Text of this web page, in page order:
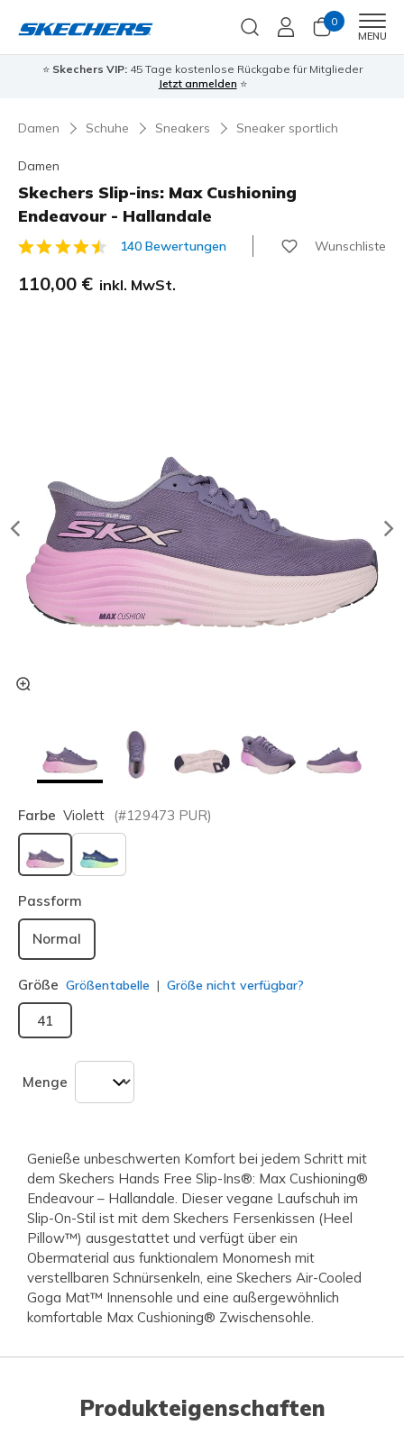
0
MENU
⭐ Skechers VIP:45 Tage kostenlose Rückgabe für Mitglieder
Jetzt anmelden ⭐
Damen Schuhe Sneakers Sneaker sportlich
Damen
Skechers Slip-ins: Max Cushioning
Endeavour - Hallandale
3,7 von 5 Kundenbewertungen
140 Bewertungen Wunschliste
110,00 € inkl. MwSt.
Farbe Violett (#129473 PUR)
ausgewählt
Passform
Normal
Größe Größentabelle Größe nicht verfügbar?
41
Menge
Genieße unbeschwerten Komfort bei jedem Schritt mit
dem Skechers Hands Free Slip-Ins®: Max Cushioning®
Endeavour – Hallandale. Dieser vegane Laufschuh im
Slip-On-Stil ist mit dem Skechers Fersenkissen (Heel
Pillow™) ausgestattet und verfügt über ein
Obermaterial aus funktionalem Monomesh mit
verstellbaren Schnürsenkeln, eine Skechers Air-Cooled
Goga Mat™ Innensohle und eine außergewöhnlich
komfortable Max Cushioning® Zwischensohle.
Produkteigenschaften